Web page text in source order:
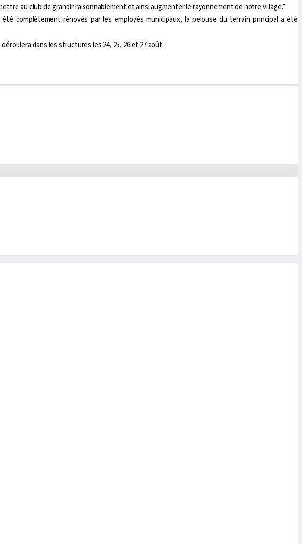
au club de grandir raisonnablement et ainsi augmenter le rayonnement de notre village.”
complètement rénovés par les employés municipaux, la pelouse du terrain principal a été
dans les structures les 24, 25, 26 et 27 août.